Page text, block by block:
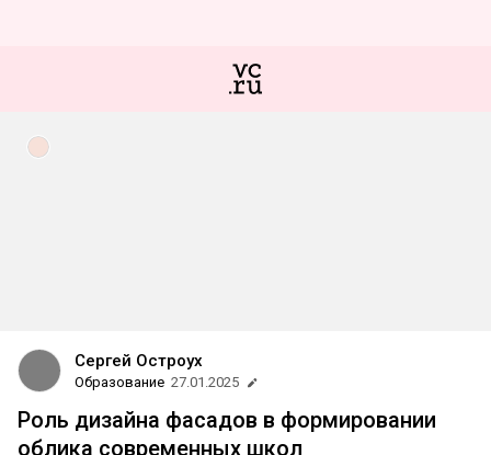
Сергей Остроух
Образование 27.01.2025
Роль дизайна фасадов в формировании
облика современных школ